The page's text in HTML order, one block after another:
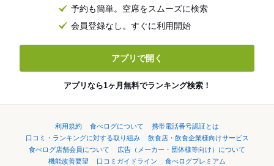
予約も簡単。空席をスムーズに検索
会員登録なし。すぐに利用開始
アプリで開く
アプリなら1ヶ月無料でランキング検索！
利用規約 食べログについて
携帯電話番号認証とは
口コミ・ランキングに対する取り組み
飲食店・飲食企業様向けサービス
食べログ店舗会員について
広告（メーカー・団体様等向け）について
機能改善要望
口コミガイドライン
食べログプレミアム